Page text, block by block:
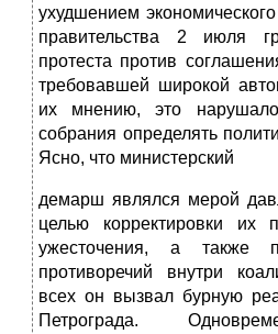
ухудшением
правительства 2 июля
протеста против
требовавшей широкой
их мнению, это
собрания опре­делять
Ясно, что министерский
демарш являлся мерой
целью кор­ректировки их
ужесточения, а также
противоречий внутри
всех он вызвал бурную
Петрограда.